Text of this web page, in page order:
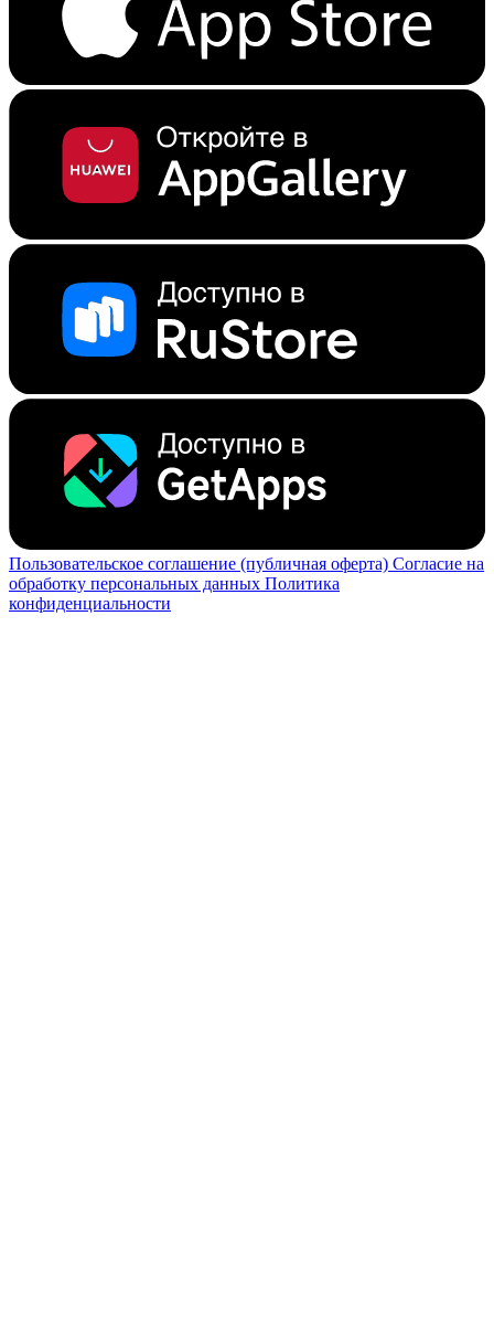
Пользовательское соглашение (публичная оферта) Согласие на
обработку персональных данных Политика
конфиденциальности